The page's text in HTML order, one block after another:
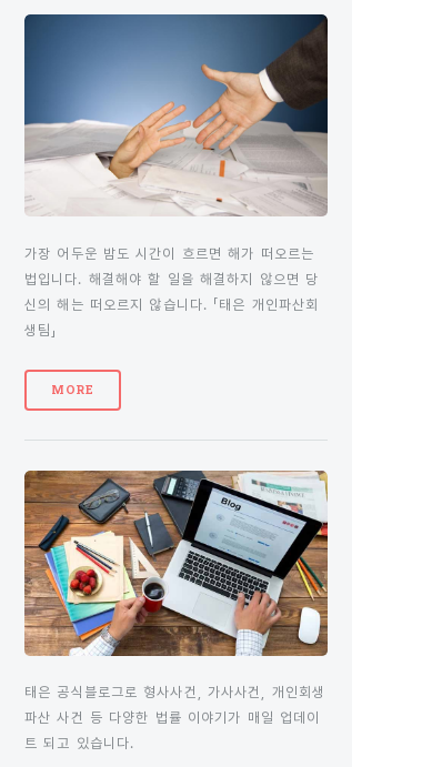
가장 어두운 밤도 시간이 흐르면 해가 떠오르는
법입니다. 해결해야 할 일을 해결하지 않으면 당
신의 해는 떠오르지 않습니다. 「태은 개인파산회
생팀」
MORE
태은 공식블로그로 형사사건, 가사사건, 개인회생
파산 사건 등 다양한 법률 이야기가 매일 업데이
트 되고 있습니다.